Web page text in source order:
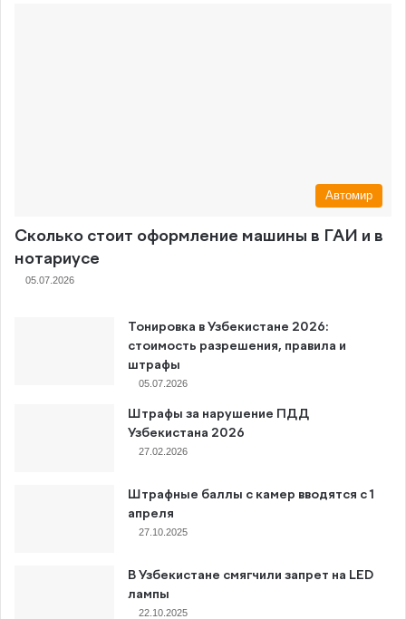
Автомир
Сколько стоит оформление машины в ГАИ и в
нотариусе
05.07.2026
Тонировка в Узбекистане 2026:
стоимость разрешения, правила и
штрафы
05.07.2026
Штрафы за нарушение ПДД
Узбекистана 2026
27.02.2026
Штрафные баллы с камер вводятся с 1
апреля
27.10.2025
В Узбекистане смягчили запрет на LED
лампы
22.10.2025